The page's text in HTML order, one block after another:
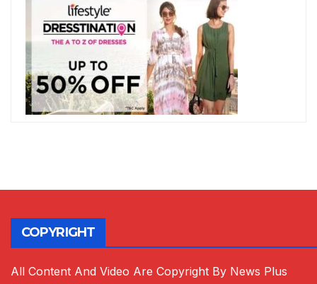
COPYRIGHT
All Content And Video Are Copyright By News Plus